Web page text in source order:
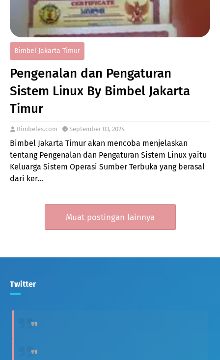
Bimbel Jakarta Timur
Pengenalan dan Pengaturan
Sistem Linux By Bimbel Jakarta
Timur
Bimbeles.com September 03, 2024
Bimbel Jakarta Timur akan mencoba menjelaskan
tentang Pengenalan dan Pengaturan Sistem Linux yaitu
Keluarga Sistem Operasi Sumber Terbuka yang berasal
dari ker…
Muat postingan lainnya
Twitter